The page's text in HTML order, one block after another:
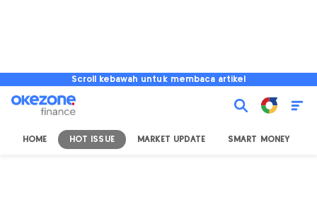
Scroll kebawah untuk membaca artikel
HOME HOT ISSUE MARKET UPDATE SMART MONEY